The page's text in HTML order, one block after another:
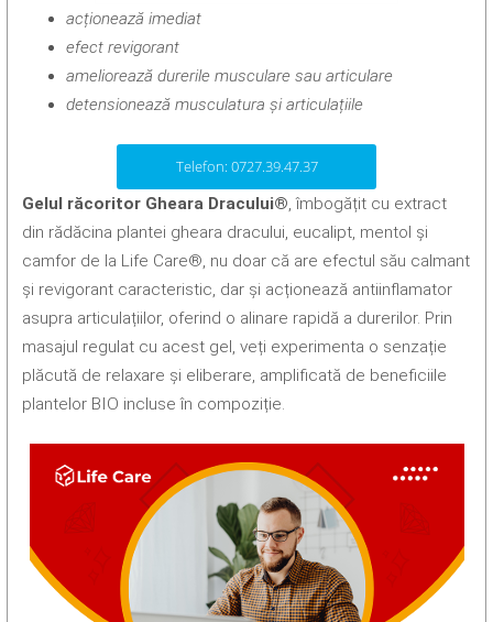
acționează imediat
efect revigorant
ameliorează durerile musculare sau articulare
detensionează musculatura și articulațiile
Telefon: 0727.39.47.37
Gelul răcoritor Gheara Dracului®, îmbogățit cu extract
din rădăcina plantei gheara dracului, eucalipt, mentol și
camfor de la Life Care®, nu doar că are efectul său calmant
și revigorant caracteristic, dar și acționează antiinflamator
asupra articulațiilor, oferind o alinare rapidă a durerilor. Prin
masajul regulat cu acest gel, veți experimenta o senzație
plăcută de relaxare și eliberare, amplificată de beneficiile
plantelor BIO incluse în compoziție.